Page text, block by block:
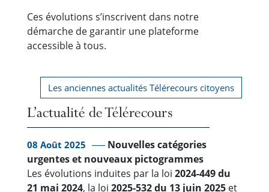
Ces évolutions s’inscrivent dans notre
démarche de garantir une plateforme
accessible à tous.
Les anciennes actualités Télérecours citoyens
L’actualité de Télérecours
08 Août 2025
Nouvelles catégories
urgentes et nouveaux pictogrammes
Les évolutions induites par la loi 2024-449 du
21 mai 2024, la loi 2025-532 du 13 juin 2025 et